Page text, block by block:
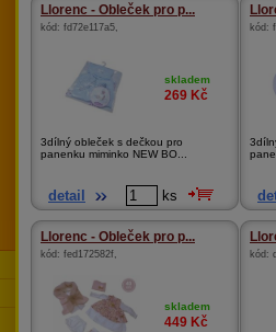
Llorenc - Obleček pro p...
kód: fd72e117a5,
skladem
269 Kč
3dílný obleček s dečkou pro
panenku miminko NEW BO...
detail ks
kód:
Llorenc - Obleček pro p...
kód: fed172582f,
skladem
449 Kč
kód: